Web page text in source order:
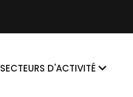
SECTEURS D'ACTIVITÉ